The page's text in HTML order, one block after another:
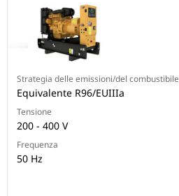
Strategia delle emissioni/del combustibile
Equivalente R96/EUIIIa
Tensione
200 - 400 V
Frequenza
50 Hz